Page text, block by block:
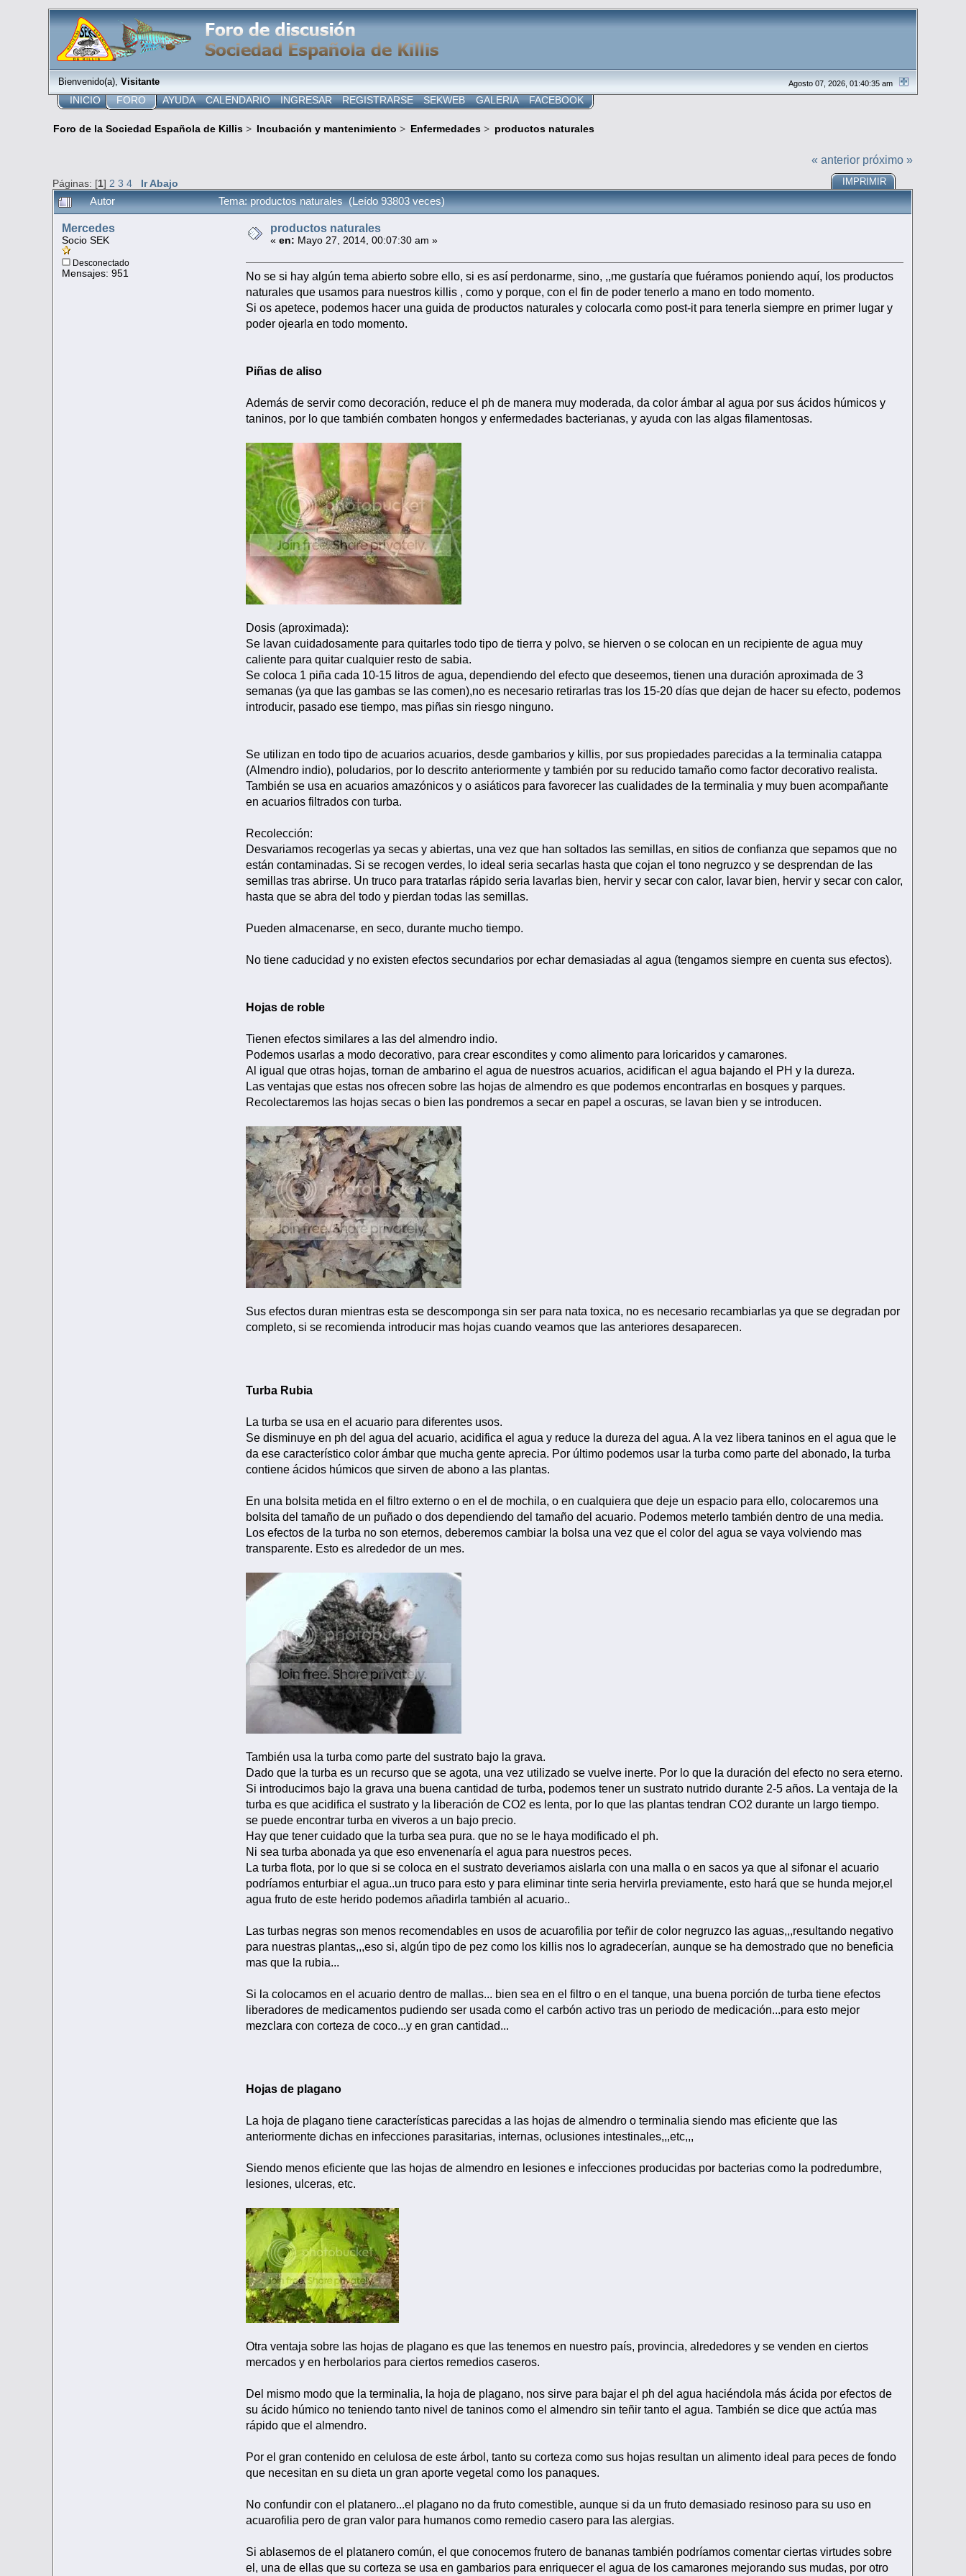
Agosto 07, 2026, 01:40:35 am
Bienvenido(a), Visitante
INICIO FORO AYUDA CALENDARIO INGRESAR REGISTRARSE SEKWEB GALERIA FACEBOOK
Foro de la Sociedad Española de Killis> Incubación y mantenimiento > Enfermedades> productos naturales
« anterior próximo »
Páginas: [1] 2 3 4 Ir Abajo IMPRIMIR
Autor Tema: productos naturales (Leído 93803 veces)
Mercedes
Socio SEK
Desconectado
Mensajes: 951
productos naturales
«en: Mayo 27, 2014, 00:07:30 am »
No se si hay algún tema abierto sobre ello, si es así perdonarme, sino, ,,me gustaría que fuéramos poniendo aquí, los productos
naturales que usamos para nuestros killis , como y porque, con el fin de poder tenerlo a mano en todo momento.
Si os apetece, podemos hacer una guida de productos naturales y colocarla como post-it para tenerla siempre en primer lugar y
poder ojearla en todo momento.
Piñas de aliso
Además de servir como decoración, reduce el ph de manera muy moderada, da color ámbar al agua por sus ácidos húmicos y
taninos, por lo que también combaten hongos y enfermedades bacterianas, y ayuda con las algas filamentosas.
Dosis (aproximada):
Se lavan cuidadosamente para quitarles todo tipo de tierra y polvo, se hierven o se colocan en un recipiente de agua muy
caliente para quitar cualquier resto de sabia.
Se coloca 1 piña cada 10-15 litros de agua, dependiendo del efecto que deseemos, tienen una duración aproximada de 3
semanas (ya que las gambas se las comen),no es necesario retirarlas tras los 15-20 días que dejan de hacer su efecto, podemos
introducir, pasado ese tiempo, mas piñas sin riesgo ninguno.
Se utilizan en todo tipo de acuarios acuarios, desde gambarios y killis, por sus propiedades parecidas a la terminalia catappa
(Almendro indio), poludarios, por lo descrito anteriormente y también por su reducido tamaño como factor decorativo realista.
También se usa en acuarios amazónicos y o asiáticos para favorecer las cualidades de la terminalia y muy buen acompañante
en acuarios filtrados con turba.
Recolección:
Desvariamos recogerlas ya secas y abiertas, una vez que han soltados las semillas, en sitios de confianza que sepamos que no
están contaminadas. Si se recogen verdes, lo ideal seria secarlas hasta que cojan el tono negruzco y se desprendan de las
semillas tras abrirse. Un truco para tratarlas rápido seria lavarlas bien, hervir y secar con calor, lavar bien, hervir y secar con calor,
hasta que se abra del todo y pierdan todas las semillas.
Pueden almacenarse, en seco, durante mucho tiempo.
No tiene caducidad y no existen efectos secundarios por echar demasiadas al agua (tengamos siempre en cuenta sus efectos).
Hojas de roble
Tienen efectos similares a las del almendro indio.
Podemos usarlas a modo decorativo, para crear escondites y como alimento para loricaridos y camarones.
Al igual que otras hojas, tornan de ambarino el agua de nuestros acuarios, acidifican el agua bajando el PH y la dureza.
Las ventajas que estas nos ofrecen sobre las hojas de almendro es que podemos encontrarlas en bosques y parques.
Recolectaremos las hojas secas o bien las pondremos a secar en papel a oscuras, se lavan bien y se introducen.
Sus efectos duran mientras esta se descomponga sin ser para nata toxica, no es necesario recambiarlas ya que se degradan por
completo, si se recomienda introducir mas hojas cuando veamos que las anteriores desaparecen.
Turba Rubia
La turba se usa en el acuario para diferentes usos.
Se disminuye en ph del agua del acuario, acidifica el agua y reduce la dureza del agua. A la vez libera taninos en el agua que le
da ese característico color ámbar que mucha gente aprecia. Por último podemos usar la turba como parte del abonado, la turba
contiene ácidos húmicos que sirven de abono a las plantas.
En una bolsita metida en el filtro externo o en el de mochila, o en cualquiera que deje un espacio para ello, colocaremos una
bolsita del tamaño de un puñado o dos dependiendo del tamaño del acuario. Podemos meterlo también dentro de una media.
Los efectos de la turba no son eternos, deberemos cambiar la bolsa una vez que el color del agua se vaya volviendo mas
transparente. Esto es alrededor de un mes.
También usa la turba como parte del sustrato bajo la grava.
Dado que la turba es un recurso que se agota, una vez utilizado se vuelve inerte. Por lo que la duración del efecto no sera eterno.
Si introducimos bajo la grava una buena cantidad de turba, podemos tener un sustrato nutrido durante 2-5 años. La ventaja de la
turba es que acidifica el sustrato y la liberación de CO2 es lenta, por lo que las plantas tendran CO2 durante un largo tiempo.
se puede encontrar turba en viveros a un bajo precio.
Hay que tener cuidado que la turba sea pura. que no se le haya modificado el ph.
Ni sea turba abonada ya que eso envenenaría el agua para nuestros peces.
La turba flota, por lo que si se coloca en el sustrato deveriamos aislarla con una malla o en sacos ya que al sifonar el acuario
podríamos enturbiar el agua..un truco para esto y para eliminar tinte seria hervirla previamente, esto hará que se hunda mejor,el
agua fruto de este herido podemos añadirla también al acuario..
Las turbas negras son menos recomendables en usos de acuarofilia por teñir de color negruzco las aguas,,,resultando negativo
para nuestras plantas,,,eso si, algún tipo de pez como los killis nos lo agradecerían, aunque se ha demostrado que no beneficia
mas que la rubia...
Si la colocamos en el acuario dentro de mallas... bien sea en el filtro o en el tanque, una buena porción de turba tiene efectos
liberadores de medicamentos pudiendo ser usada como el carbón activo tras un periodo de medicación...para esto mejor
mezclara con corteza de coco...y en gran cantidad...
Hojas de plagano
La hoja de plagano tiene características parecidas a las hojas de almendro o terminalia siendo mas eficiente que las
anteriormente dichas en infecciones parasitarias, internas, oclusiones intestinales,,,etc,,,
Siendo menos eficiente que las hojas de almendro en lesiones e infecciones producidas por bacterias como la podredumbre,
lesiones, ulceras, etc.
Otra ventaja sobre las hojas de plagano es que las tenemos en nuestro país, provincia, alrededores y se venden en ciertos
mercados y en herbolarios para ciertos remedios caseros.
Del mismo modo que la terminalia, la hoja de plagano, nos sirve para bajar el ph del agua haciéndola más ácida por efectos de
su ácido húmico no teniendo tanto nivel de taninos como el almendro sin teñir tanto el agua. También se dice que actúa mas
rápido que el almendro.
Por el gran contenido en celulosa de este árbol, tanto su corteza como sus hojas resultan un alimento ideal para peces de fondo
que necesitan en su dieta un gran aporte vegetal como los panaques.
No confundir con el platanero...el plagano no da fruto comestible, aunque si da un fruto demasiado resinoso para su uso en
acuarofilia pero de gran valor para humanos como remedio casero para las alergias.
Si ablasemos de el platanero común, el que conocemos frutero de bananas también podríamos comentar ciertas virtudes sobre
el, una de ellas que su corteza se usa en gambarios para enriquecer el agua de los camarones mejorando sus mudas, por otro